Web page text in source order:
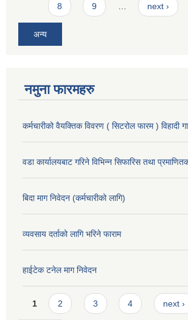
8 9 next ›
अन्य
नमुना फारमहरु
कर्मचारीको वैयक्तिक विवरण ( सिटरोल फारम ) विहादी
वडा कार्यालयबाट गरिने विभिन्न सिफारिस तथा
बिदा माग निवेदन (कर्मचारीको लागि)
व्यवसाय दर्ताको लागि भरिने फाराम
हाईटेक टनेल माग निवेदन
Pages
1 2 3 4 next ›